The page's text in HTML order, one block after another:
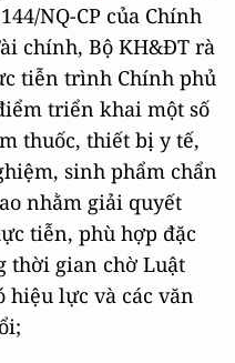
NQ-CP của Chính
chính, Bộ KH&ĐT rà
tiễn trình Chính phủ
triển khai một số
thuốc, thiết bị y tế,
sinh phẩm chẩn
nhằm giải quyết
tiễn, phù hợp đặc
thời gian chờ Luật
hiệu lực và các văn